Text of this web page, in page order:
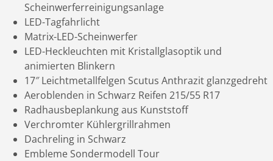
Scheinwerferreinigungsanlage
LED-Tagfahrlicht
Matrix-LED-Scheinwerfer
LED-Heckleuchten mit Kristallglasoptik und
animierten Blinkern
17″ Leichtmetallfelgen Scutus Anthrazit glanzgedreht
Aeroblenden in Schwarz Reifen 215/55 R17
Radhausbeplankung aus Kunststoff
Verchromter Kühlergrillrahmen
Dachreling in Schwarz
Embleme Sondermodell Tour